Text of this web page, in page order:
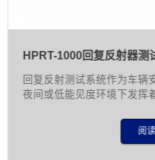
HPRT-1000回复反射器测
回复反射测试系统作为车辆
夜间或低能见度环境下发挥
他道路使用者清晰识别，从
随着汽车保有量的快速增长
阅